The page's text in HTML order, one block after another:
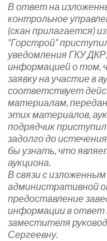
В ответ на
контрольное
(скан прилагается)
“Горстрой”
уведомления ГКУ
информацией о том,
заявку на участие в
соответствует
материалам,
этих материалов,
подрядчик
задолго до
бы узнать, что
аукциона.
В связи с
административной
предоставление
информации в ответ
заместителя
Сергеевну.